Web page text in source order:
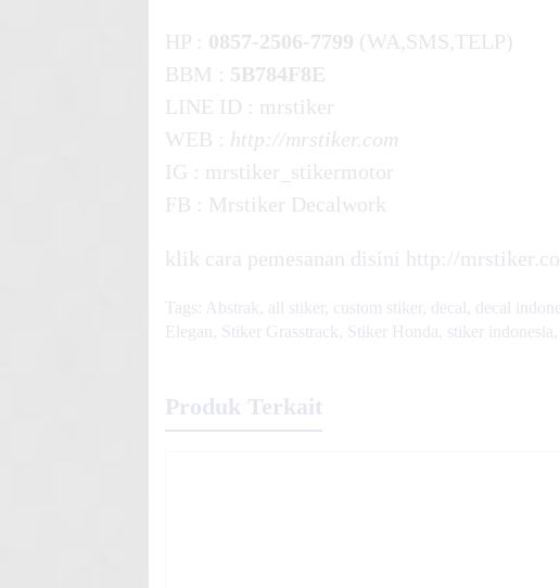
HP : 0857-2506-7799 (WA,SMS,TELP)
BBM : 5B784F8E
LINE ID : mrstiker
WEB : http://mrstiker.com
IG : mrstiker_stikermotor
FB : Mrstiker Decalwork
klik cara pemesanan disini http://
Tags: Abstrak all stiker custom stiker decal decal
Elegan
Stiker Grasstrack Stiker Honda stiker indonesia
Produk Terkait